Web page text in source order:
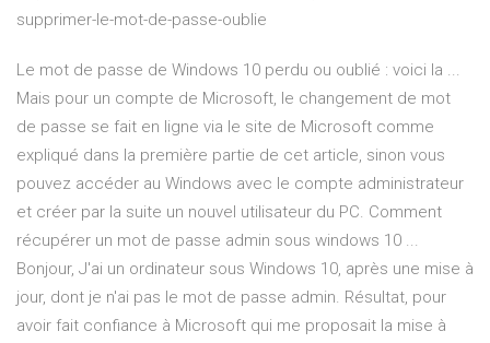
supprimer-le-mot-de-passe-oublie
Le mot de passe de Windows 10 perdu ou oublié : voici la ...
Mais pour un compte de Microsoft, le changement de mot
de passe se fait en ligne via le site de Microsoft comme
expliqué dans la première partie de cet article, sinon vous
pouvez accéder au Windows avec le compte administrateur
et créer par la suite un nouvel utilisateur du PC. Comment
récupérer un mot de passe admin sous windows 10 ...
Bonjour, J'ai un ordinateur sous Windows 10, après une mise à
jour, dont je n'ai pas le mot de passe admin. Résultat, pour
avoir fait confiance à Microsoft qui me proposait la mise à